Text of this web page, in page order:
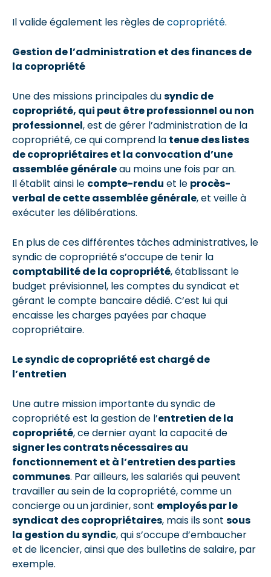
Il valide également les règles decopropriété.
Gestion de l’administration et des finances de
la copropriété
Une des missions principales dusyndic de
copropriété, qui peut être professionnel ou non
professionnel, est de gérer l’administration de la
copropriété, ce qui comprend la tenue des listes
de copropriétaires et la convocation d’une
assemblée généraleau moins une fois par an.
Il établit ainsi le compte-rendu et le procès-
verbal de cette assemblée générale, et veille à
exécuter les délibérations.
En plus de ces différentes tâches administratives, le
syndic de copropriété s’occupe de tenir la
comptabilité de la copropriété, établissant le
budget prévisionnel, les comptes du syndicat et
gérant le compte bancaire dédié. C’est lui qui
encaisse les charges payées par chaque
copropriétaire.
Le syndic de copropriété est chargé de
l’entretien
Une autre mission importante du syndic de
copropriété est la gestion de l’entretien de la
copropriété, ce dernier ayant la capacité de
signer les contrats nécessaires au
fonctionnement et à l’entretien des parties
communes. Par ailleurs, les salariés qui peuvent
travailler au sein de la copropriété, comme un
concierge ou un jardinier, sont employés par le
syndicat des copropriétaires, mais ils sont sous
la gestion du syndic, qui s’occupe d’embaucher
et de licencier, ainsi que des bulletins de salaire, par
exemple.